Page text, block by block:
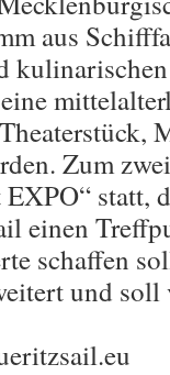
aus
Zum
statt,
einen
schaffen
und